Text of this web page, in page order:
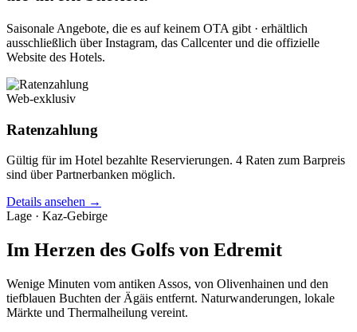
Saisonale Angebote, die es auf keinem OTA gibt · erhältlich
ausschließlich über Instagram, das Callcenter und die offizielle
Website des Hotels.
Web-exklusiv
Ratenzahlung
Gültig für im Hotel bezahlte Reservierungen. 4 Raten zum Barpreis
sind über Partnerbanken möglich.
Details ansehen →
Lage · Kaz-Gebirge
Im Herzen des Golfs von Edremit
Wenige Minuten vom antiken Assos, von Olivenhainen und den
tiefblauen Buchten der Ägäis entfernt. Naturwanderungen, lokale
Märkte und Thermalheilung vereint.